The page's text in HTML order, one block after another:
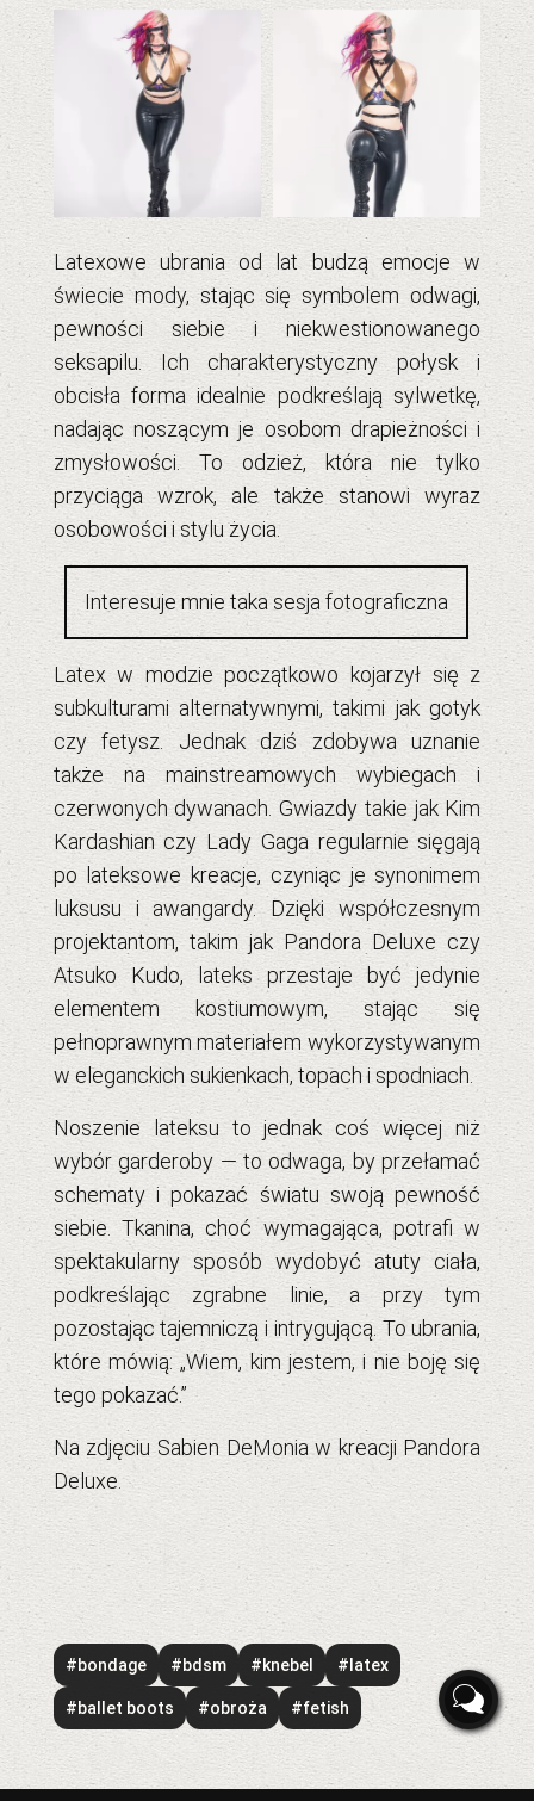
Latexowe ubrania od lat budzą emocje w
świecie mody, stając się symbolem odwagi,
pewności siebie i niekwestionowanego
seksapilu. Ich charakterystyczny połysk i
obcisła forma idealnie podkreślają sylwetkę,
nadając noszącym je osobom drapieżności i
zmysłowości. To odzież, która nie tylko
przyciąga wzrok, ale także stanowi wyraz
osobowości i stylu życia.
Interesuje mnie taka sesja fotograficzna
Latex w modzie początkowo kojarzył się z
subkulturami alternatywnymi, takimi jak gotyk
czy fetysz. Jednak dziś zdobywa uznanie
także na mainstreamowych wybiegach i
czerwonych dywanach. Gwiazdy takie jak Kim
Kardashian czy Lady Gaga regularnie sięgają
po lateksowe kreacje, czyniąc je synonimem
luksusu i awangardy. Dzięki współczesnym
projektantom, takim jak Pandora Deluxe czy
Atsuko Kudo, lateks przestaje być jedynie
elementem kostiumowym, stając się
pełnoprawnym materiałem wykorzystywanym
w eleganckich sukienkach, topach i spodniach.
Noszenie lateksu to jednak coś więcej niż
wybór garderoby — to odwaga, by przełamać
schematy i pokazać światu swoją pewność
siebie. Tkanina, choć wymagająca, potrafi w
spektakularny sposób wydobyć atuty ciała,
podkreślając zgrabne linie, a przy tym
pozostając tajemniczą i intrygującą. To ubrania,
które mówią: „Wiem, kim jestem, i nie boję się
tego pokazać.”
Na zdjęciuSabien DeMoniaw kreacji Pandora
Deluxe
#bondage #bdsm #knebel #latex
#ballet boots #obroża #fetish